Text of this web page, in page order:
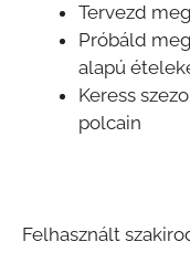
Tervezd
Próbáld
alapú
Keress
polcain
Felhasznált